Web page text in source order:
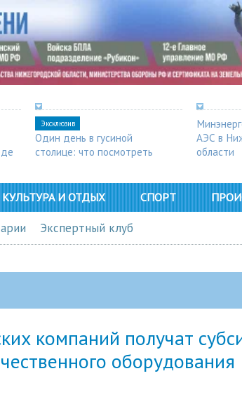
Эксклюзив
Один день в гусиной
столице: что посмотреть
АЭС в
области
КУЛЬТУРА И ОТДЫХ СПОРТ
Экспертный клуб
компаний получат
оборудования